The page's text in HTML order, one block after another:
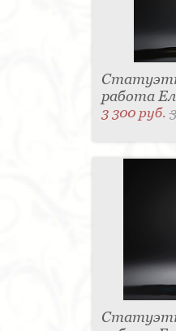
работа
3 300 руб.